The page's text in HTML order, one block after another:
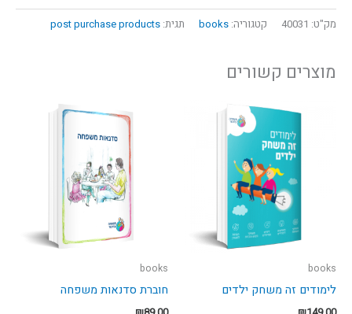
מק"ט: 40031 קטגוריה: books תגית: post purchase products
מוצרים קשורים
books
לימודים זה משחק ילדים
books
חוברת סדנאות משפחה